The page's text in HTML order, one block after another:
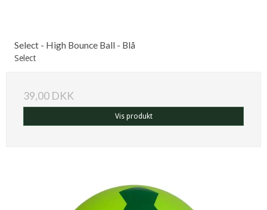
Select - High Bounce Ball - Blå
Select
39,00 DKK
Vis produkt